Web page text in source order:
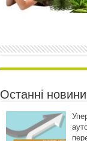
Останні новини